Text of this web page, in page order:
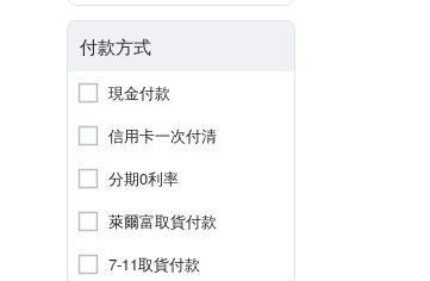
付款方式
現金付款
信用卡一次付清
分期0利率
萊爾富取貨付款
7-11取貨付款